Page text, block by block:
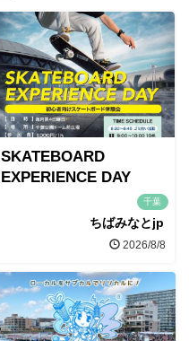
SKATEBOARD
EXPERIENCE DAY
千葉
ちばみなとjp
2026/8/8